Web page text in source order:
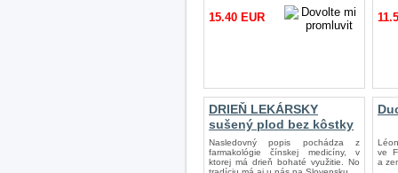
15.40 EUR
DRIEŇ LEKÁRSKY
sušený plod bez kôstky
Nasledovný popis pochádza z
farmakológie čínskej medicíny, v
ktorej má drieň bohaté využitie. No
ve
a